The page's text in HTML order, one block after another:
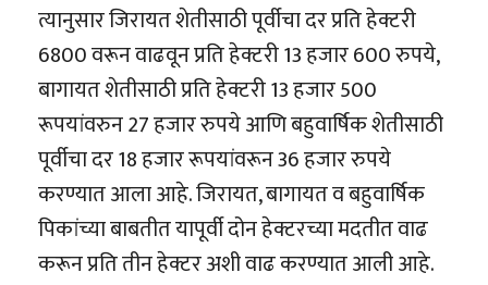
त्यानुसार जिरायत शेतीसाठी पूर्वीचा दर प्रति हेक्टरी
6800 वरून वाढवून प्रति हेक्टरी 13 हजार 600 रुपये,
बागायत शेतीसाठी प्रति हेक्टरी 13 हजार 500
रूपयांवरुन 27 हजार रुपये आणि बहुवार्षिक शेतीसाठी
पूर्वीचा दर 18 हजार रूपयांवरून 36 हजार रुपये
करण्यात आला आहे. जिरायत, बागायत व बहुवार्षिक
पिकांच्या बाबतीत यापूर्वी दोन हेक्टरच्या मदतीत वाढ
करून प्रति तीन हेक्टर अशी वाढ करण्यात आली आहे.